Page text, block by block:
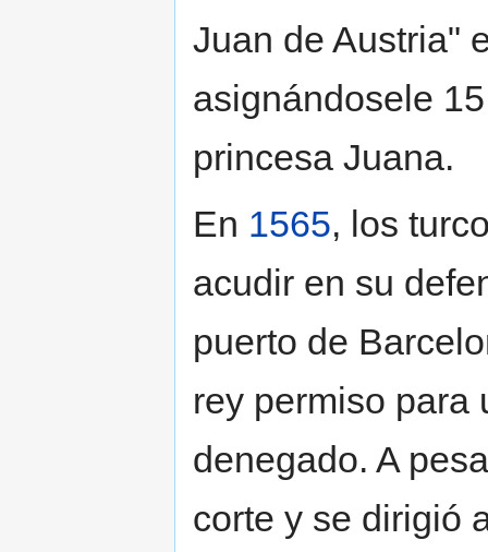
Juan de Austria"
asignándosele
princesa Juana.
En 1565, los
acudir en su
puerto de
rey permiso para
denegado. A
corte y se dirigió